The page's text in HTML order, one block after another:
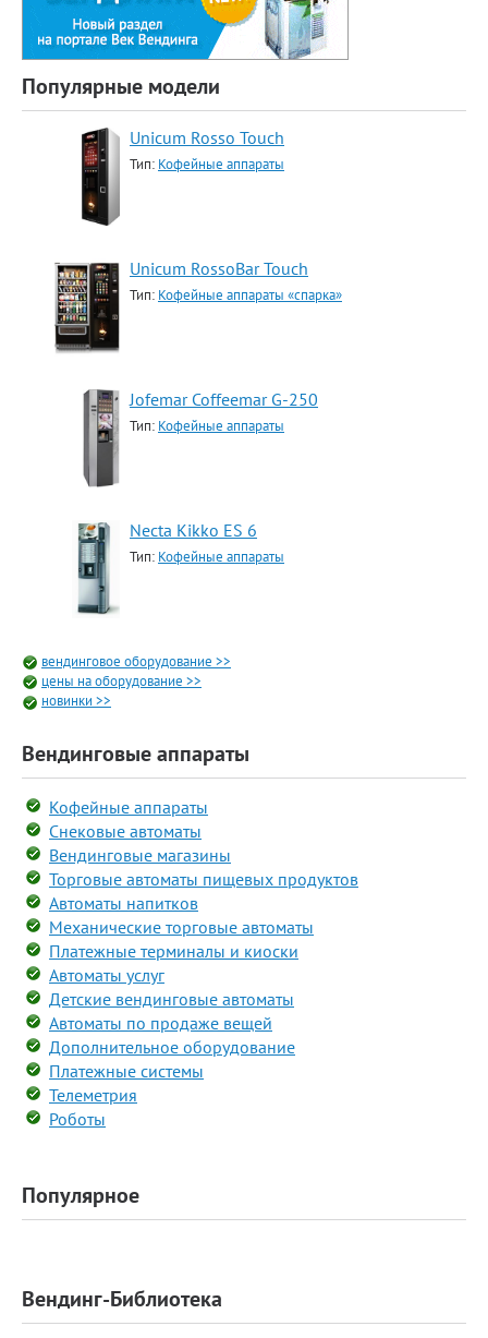
Популярные модели
Unicum Rosso Touch
Тип: Кофейные аппараты
Unicum RossoBar Touch
Тип: Кофейные аппараты «спарка»
Jofemar Coffeemar G-250
Тип: Кофейные аппараты
Necta Kikko ES 6
Тип: Кофейные аппараты
вендинговое оборудование >>
цены на оборудование >>
новинки >>
Вендинговые аппараты
Кофейные аппараты
Снековые автоматы
Вендинговые магазины
Торговые автоматы пищевых продуктов
Автоматы напитков
Механические торговые автоматы
Платежные терминалы и киоски
Автоматы услуг
Детские вендинговые автоматы
Автоматы по продаже вещей
Дополнительное оборудование
Платежные системы
Телеметрия
Роботы
Популярное
Вендинг-Библиотека